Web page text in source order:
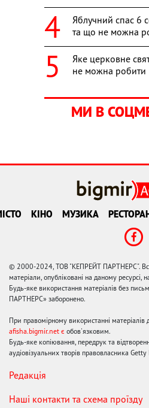
Яблучний спас 6
та що не можна
Яке церковне
не можна робити
МИ В
КІНО МУЗИКА
© 2000-2024, ТОВ "КЕПРЕЙТ ПАРТНЕРС". Всі
матеріали, опубліковані на даному
Будь-яке використання матеріалів без
ПАРТНЕРС» заборонено.
При правомірному використанні матеріалів
afisha.bigmir.net є обов'язковим.
Будь-яке копіювання, передрук та
аудіовізуальних творів правовласника
Редакція
Наші контакти та схема проїзду